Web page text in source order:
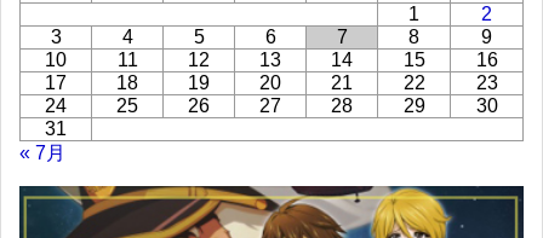
1
2
3
4 5 6 7 8
9
10
11 12 13 14 15
16
17
18 19 20 21 22
23
24
25 26 27 28 29
30
31
« 7月